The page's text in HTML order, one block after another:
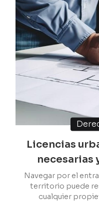
Licencias
necesarias
Navegar por el
territorio puede
cualquier
especializado en